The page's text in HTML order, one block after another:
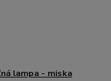
lampa - miska